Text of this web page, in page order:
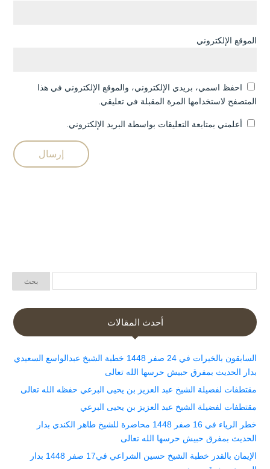
الموقع الإلكتروني
احفظ اسمي، بريدي الإلكتروني، والموقع الإلكتروني في هذا
المتصفح لاستخدامها المرة المقبلة في تعليقي.
أعلمني بمتابعة التعليقات بواسطة البريد الإلكتروني.
أحدث المقالات
السابقون بالخيرات في 24 صفر 1448 خطبة الشيخ عبدالواسع السعيدي
بدار الحديث بمفرق حبيش حرسها الله تعالى
مقتطفات لفضيلة الشيخ عبد العزيز بن يحيى البرعي حفظه الله تعالى
مقتطفات لفضيلة الشيخ عبد العزيز بن يحيى البرعي
خطر الرياء في 16 صفر 1448 محاضرة للشيخ طاهر الكندي بدار
الحديث بمفرق حبيش حرسها الله تعالى
الإيمان بالقدر خطبة الشيخ حسين الشراعي في17 صفر 1448 بدار